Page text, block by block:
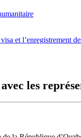
et l’enregistrement
avec les